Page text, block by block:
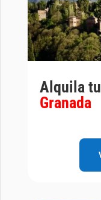
Alquila
Granada